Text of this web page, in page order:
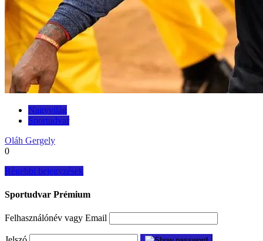
Nagyvilág
Sportudvar
Oláh Gergely
0
Bejegyzés
navigáció
Régebbi bejegyzések
Sportudvar Prémium
Felhasználónév vagy Email